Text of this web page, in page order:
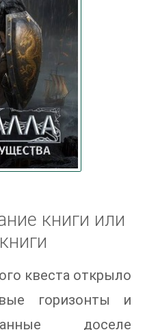
книги или
квеста открыло
горизонты и
доселе